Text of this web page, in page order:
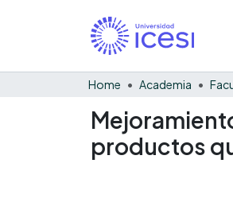
Home Academia
productos